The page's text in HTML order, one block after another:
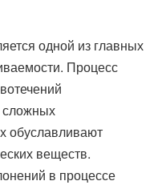
одной из главных
Процесс
сложных
обуславливают
веществ.
в процессе